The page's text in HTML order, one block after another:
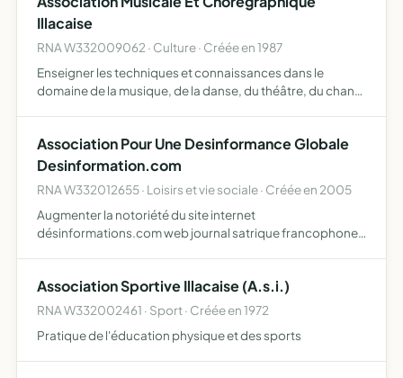
Illacaise
RNA W332009062 · Culture · Créée en 1987
Enseigner les techniques et connaissances dans le
domaine de la musique, de la danse, du théâtre, du chant
Association Pour Une Desinformance Globale
Desinformation.com
RNA W332012655 · Loisirs et vie sociale · Créée en 2005
Augmenter la notoriété du site internet
désinformations.com web journal satrique francophone
Association Sportive Illacaise (A.s.i.)
RNA W332002461 · Sport · Créée en 1972
Pratique de l'éducation physique et des sports